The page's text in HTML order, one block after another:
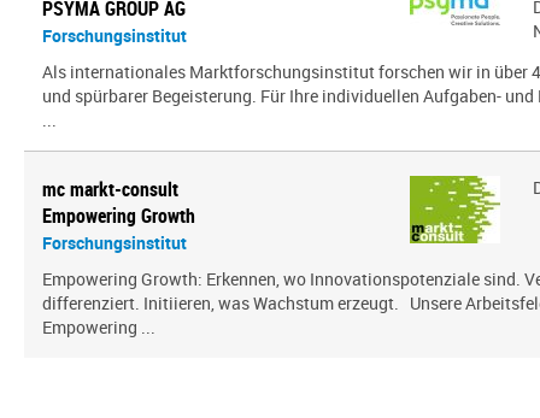
PSYMA GROUP AG
Forschungsinstitut
Als internationales Marktforschungsinstitut forschen wir in über
und spürbarer Begeisterung. Für Ihre individuellen Aufgaben-
...
mc markt-consult
Empowering Growth
Forschungsinstitut
Empowering Growth: Erkennen, wo Innovationspotenziale sind.
differenziert. Initiieren, was Wachstum erzeugt. Unsere
Empowering ...